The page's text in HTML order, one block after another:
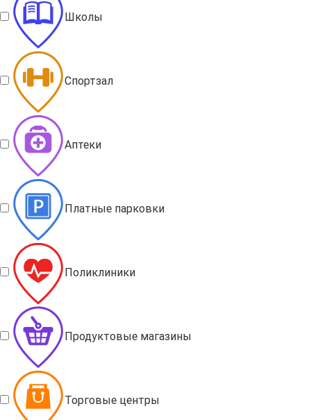
Школы
Спортзал
Аптеки
Платные парковки
Поликлиники
Продуктовые магазины
Торговые центры